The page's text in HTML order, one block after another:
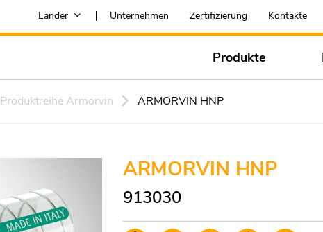
Länder Unternehmen Zertifizierung Kontakte
Produkte
Produktreihe Armorvin ARMORVIN HNP
ARMORVIN HNP
913030